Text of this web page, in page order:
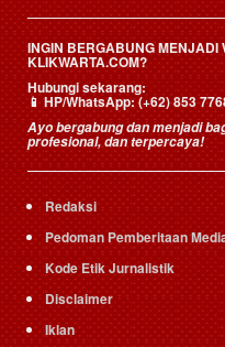
INGIN BERGABUNG MENJADI
KLIKWARTA.COM?
Hubungi sekarang:
📱HP/WhatsApp:(+62) 853
Ayo bergabung dan menjadi
profesional, dan terpercaya!
Redaksi
Pedoman Pemberitaan
Kode Etik Jurnalistik
Disclaimer
Iklan